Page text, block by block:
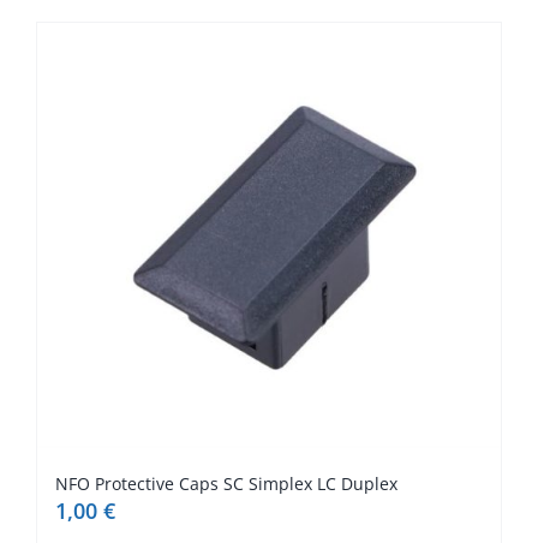
NFO Protective Caps SC Simplex LC Duplex
1,00 €